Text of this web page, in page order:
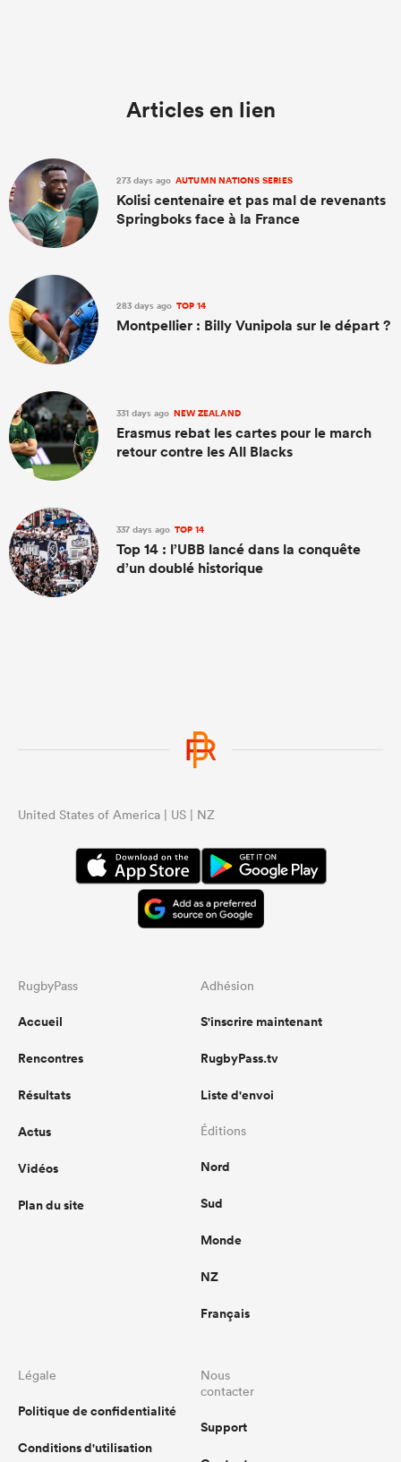
Articles en lien
273 days ago AUTUMN NATIONS SERIES
Kolisi centenaire et pas mal de revenants
Springboks face à la France
283 days ago TOP 14
Montpellier : Billy Vunipola sur le départ ?
331 days ago NEW ZEALAND
Erasmus rebat les cartes pour le march
retour contre les All Blacks
337 days ago TOP 14
Top 14 : l’UBB lancé dans la conquête
d’un doublé historique
United States of America | US | NZ
RugbyPass
Accueil
Rencontres
Résultats
Actus
Vidéos
Plan du site
Adhésion
S'inscrire maintenant
RugbyPass.tv
Liste d'envoi
Éditions
Nord
Sud
Monde
NZ
Français
Légale
Politique de confidentialité
Conditions d'utilisation
Nous
contacter
Support